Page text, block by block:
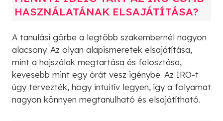
HASZNÁLATÁNAK ELSAJÁTÍTÁSA?
A tanulási görbe a legtöbb szakembernél nagyon
alacsony. Az olyan alapismeretek elsajátítása,
mint a hajszálak megtartása és felosztása,
kevesebb mint egy órát vesz igénybe. Az IRO-t
úgy tervezték, hogy intuitív legyen, így a folyamat
nagyon könnyen megtanulható és elsajátítható.